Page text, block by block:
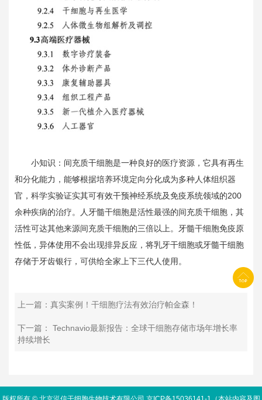
小知识：间充质干细胞是一种良好的医疗资源，它具有再生
和分化能力，能够根据培养环境定向分化成为多种人体组织器
官，科学实验证实其可有效干预神经系统及免疫系统领域的200
余种疾病的治疗。人牙髓干细胞是活性最强的间充质干细胞，其
活性可达其他来源间充质干细胞的三倍以上。牙髓干细胞免疫原
性低，异体使用不会出现排异反应，将乳牙干细胞或牙髓干细胞
存储于牙齿银行，可供给全家上下三代人使用。
上一篇：真实案例！干细胞疗法有效治疗帕金森！
下一篇： Technavio最新报告：全球干细胞存储市场年增长率
持续增长